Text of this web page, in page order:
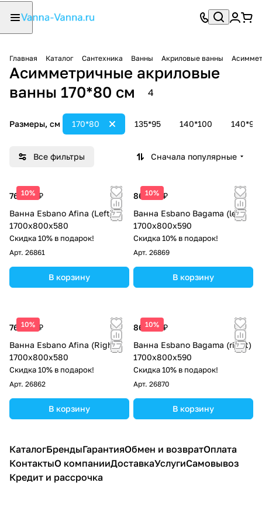
Главная Каталог Сантехника Ванны Акриловые ванны
Асимметричные акриловые
ванны 170*80 см
4
Размеры, см 135*95 140*100 140*90
170*80
Все фильтры Сначала популярные
10%
76 500 ₽
Ванна Esbano Afina (Left)
1700x800x580
Скидка 10% в подарок!
Арт. 26861
В корзину
10%
86 700 ₽
Ванна Esbano Bagama (left)
1700x800x590
Скидка 10% в подарок!
Арт. 26869
В корзину
10%
76 500 ₽
Ванна Esbano Afina (Right)
1700x800x580
Скидка 10% в подарок!
Арт. 26862
В корзину
10%
86 700 ₽
Ванна Esbano Bagama (right)
1700x800x590
Скидка 10% в подарок!
Арт. 26870
В корзину
КаталогБрендыГарантияОбмен и возвратОплата
КонтактыО компанииДоставкаУслугиСамовывоз
Кредит и рассрочка